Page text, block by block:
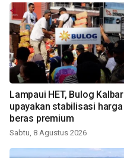
Lampaui HET, Bulog Kalbar
upayakan stabilisasi harga
beras premium
Sabtu, 8 Agustus 2026